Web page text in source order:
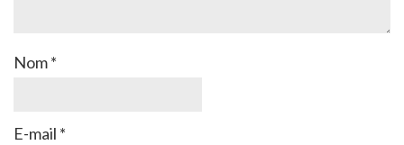
Nom*
E-mail *